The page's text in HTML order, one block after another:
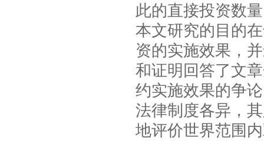
此的直接投资数
本文研究的目的
资的实施效果，
和证明回答了文
约实施效果的争
法律制度各异，
地评价世界范围